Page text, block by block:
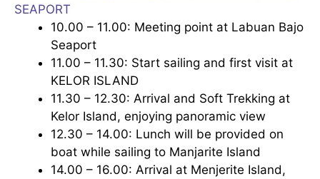
SEAPORT
10.00 – 11.00: Meeting point at Labuan Bajo
Seaport
11.00 – 11.30: Start sailing and first visit at
KELOR ISLAND
11.30 – 12.30: Arrival and Soft Trekking at
Kelor Island, enjoying panoramic view
12.30 – 14.00: Lunch will be provided on
boat while sailing to Manjarite Island
14.00 – 16.00: Arrival at Menjerite Island,